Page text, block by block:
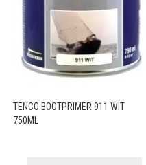
TENCO BOOTPRIMER 911 WIT
750ML